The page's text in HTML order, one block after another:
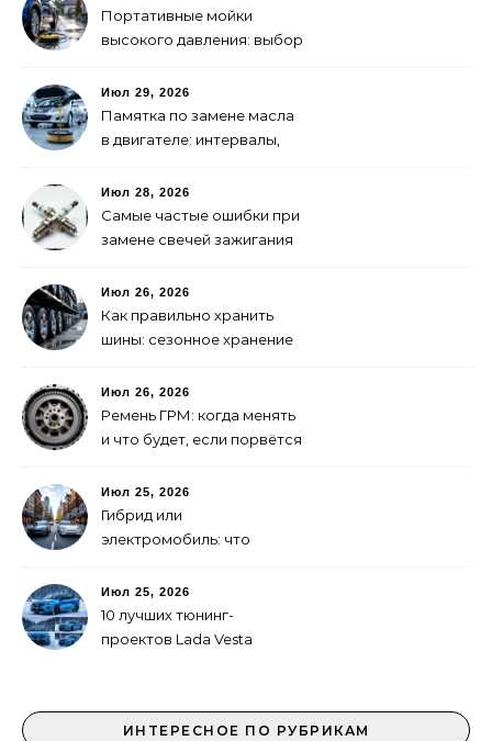
Портативные мойки
высокого давления: выбор
мойки авто
Июл 29, 2026
Памятка по замене масла
в двигателе: интервалы,
Июл 28, 2026
Самые частые ошибки при
замене свечей зажигания
Июл 26, 2026
Как правильно хранить
шины: сезонное хранение
Июл 26, 2026
Ремень ГРМ: когда менять
и что будет, если порвётся
Июл 25, 2026
Гибрид или
электромобиль: что
Июл 25, 2026
10 лучших тюнинг-
проектов Lada Vesta
ИНТЕРЕСНОЕ ПО РУБРИКАМ